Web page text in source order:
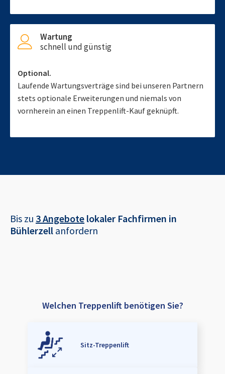
Wartung
schnell und günstig
Optional.
Laufende Wartungsverträge sind bei unseren Partnern
stets optionale Erweiterungen und niemals von
vornherein an einen Treppenlift-Kauf geknüpft.
Bis zu 3 Angebote lokaler Fachfirmen in
Bühlerzell anfordern
Welchen Treppenlift benötigen Sie?
Sitz-Treppenlift